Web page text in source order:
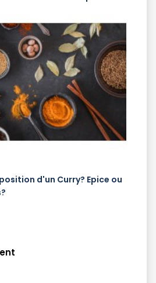
d'un Curry? Epice ou